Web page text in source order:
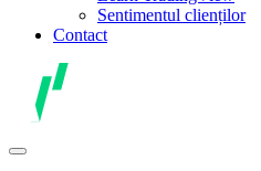
Sentimentul clienților
Contact